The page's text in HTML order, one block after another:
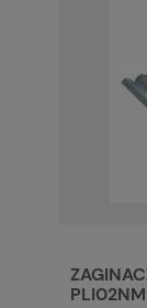
PLI02NM